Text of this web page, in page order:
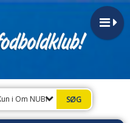
i Om NUBI